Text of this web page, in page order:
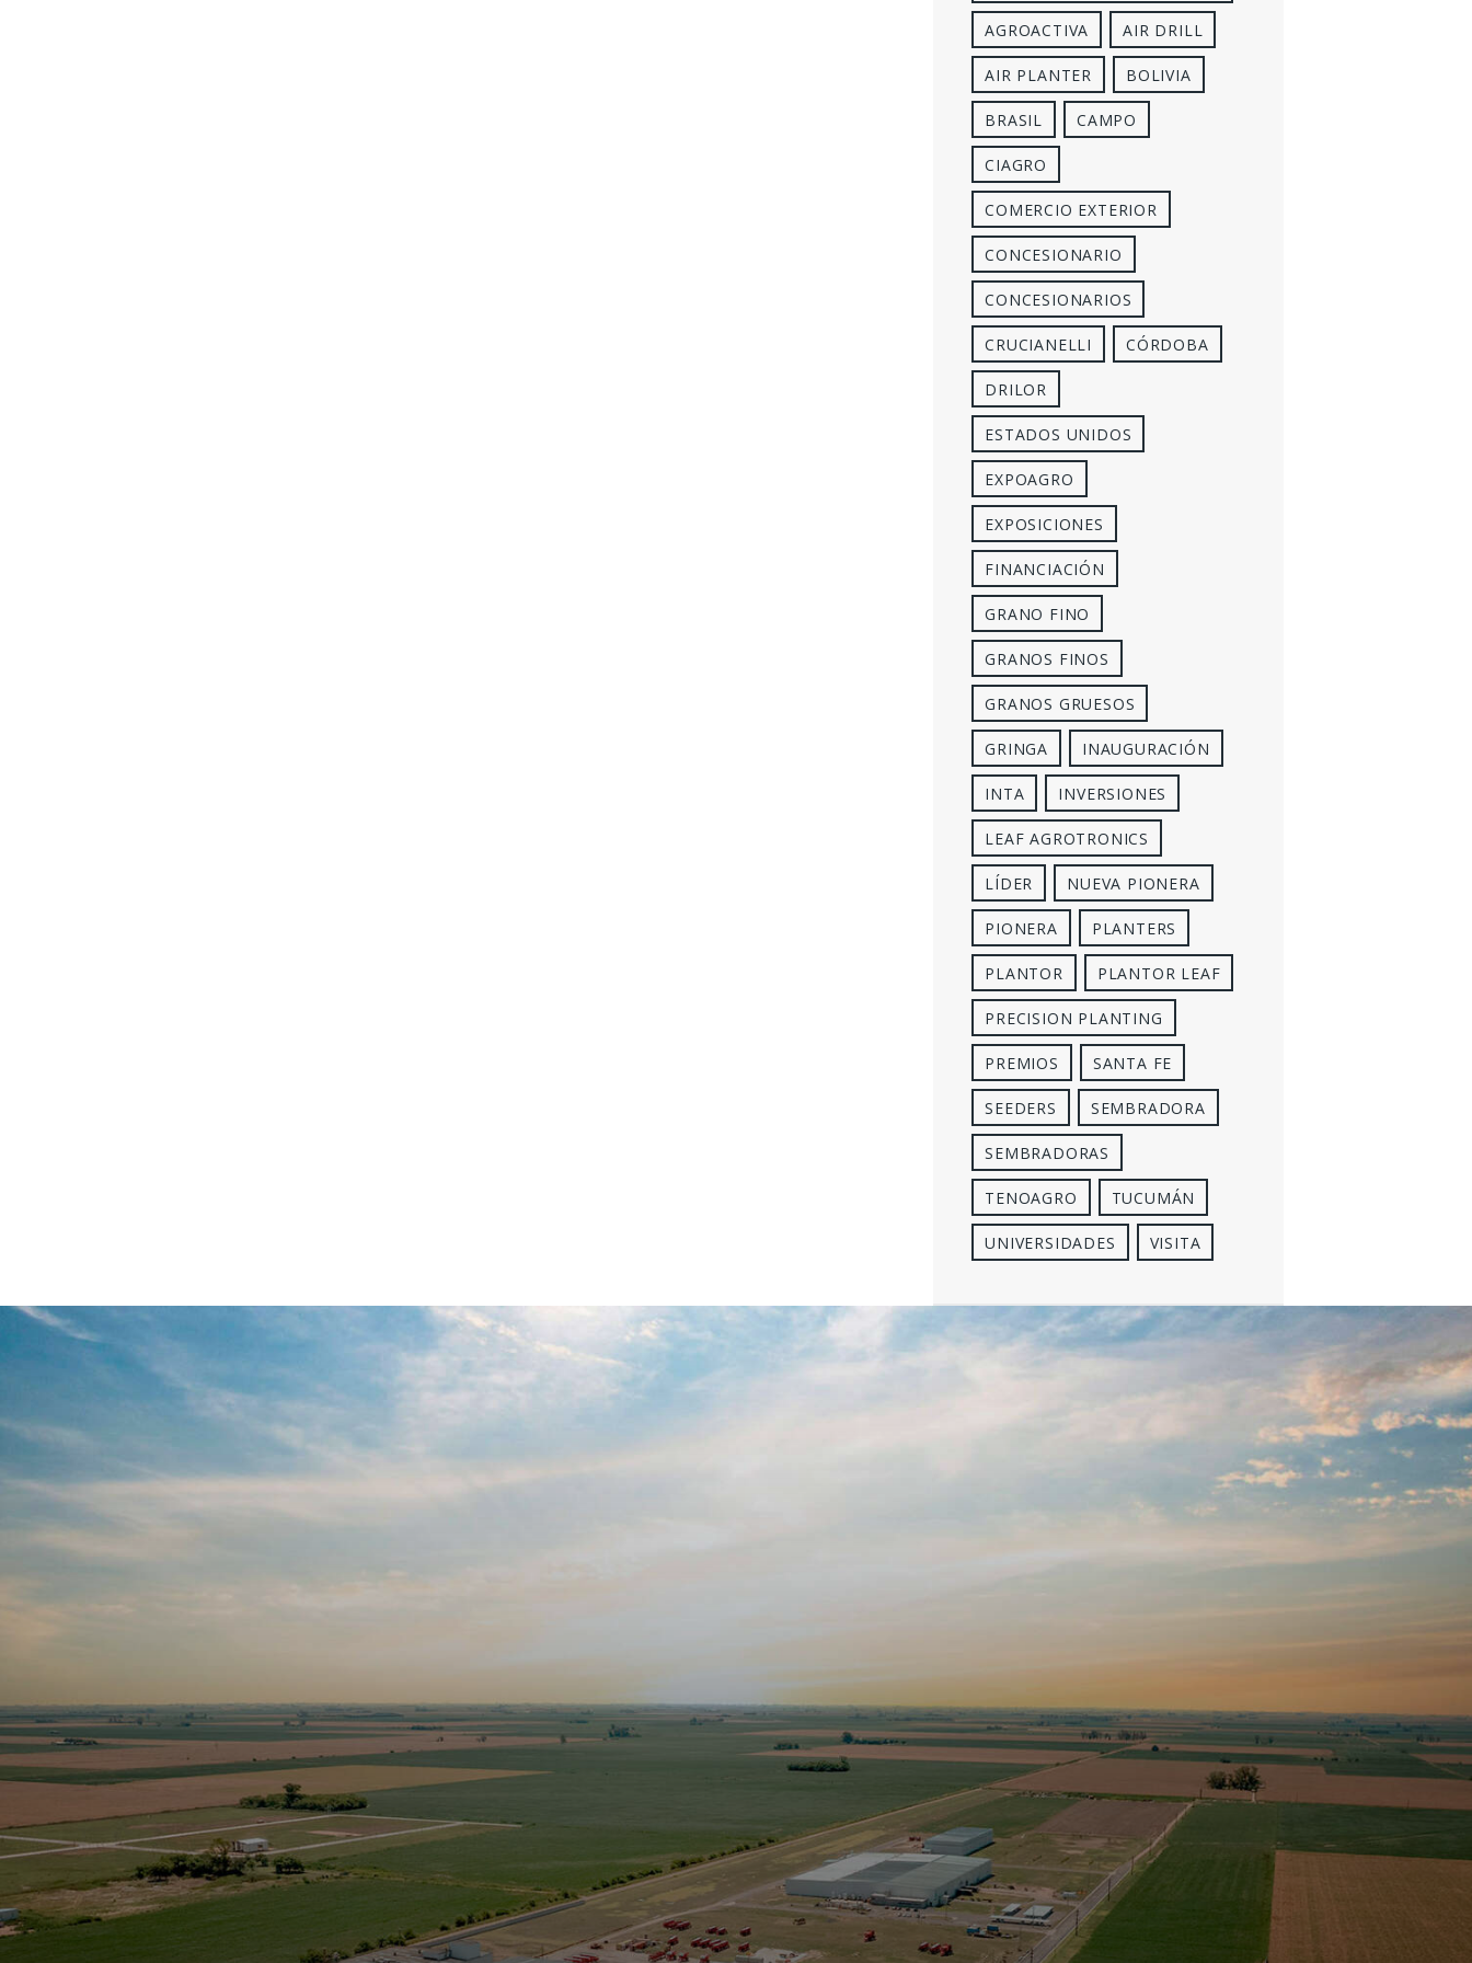
AGROACTIVA AIR DRILL
AIR PLANTER BOLIVIA
BRASIL CAMPO
CIAGRO
COMERCIO EXTERIOR
CONCESIONARIO
CONCESIONARIOS
CRUCIANELLI CÓRDOBA
DRILOR
ESTADOS UNIDOS
EXPOAGRO
EXPOSICIONES
FINANCIACIÓN
GRANO FINO
GRANOS FINOS
GRANOS GRUESOS
GRINGA INAUGURACIÓN
INTA INVERSIONES
LEAF AGROTRONICS
LÍDER NUEVA PIONERA
PIONERA PLANTERS
PLANTOR PLANTOR LEAF
PRECISION PLANTING
PREMIOS SANTA FE
SEEDERS SEMBRADORA
SEMBRADORAS
TENOAGRO TUCUMÁN
UNIVERSIDADES VISITA